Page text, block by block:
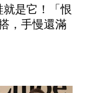
是它！「恨
，手慢還滿